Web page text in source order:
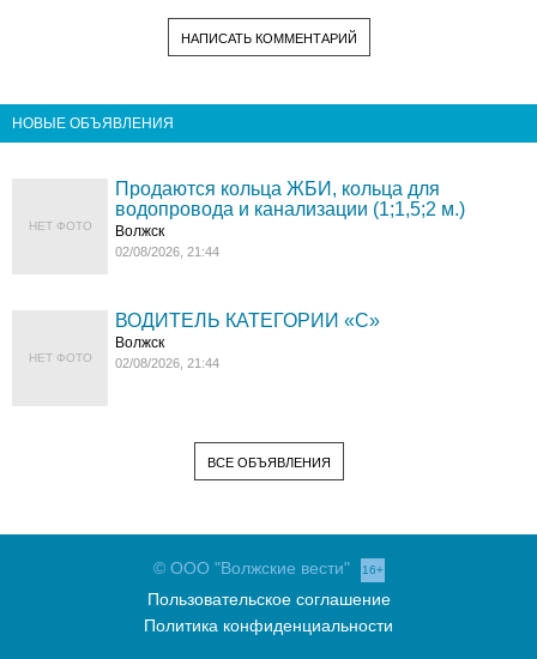
НАПИСАТЬ КОММЕНТАРИЙ
НОВЫЕ ОБЪЯВЛЕНИЯ
НЕТ ФОТО
Продаются кольца ЖБИ, кольца для
водопровода и канализации (1;1,5;2 м.)
Волжск
02/08/2026, 21:44
НЕТ ФОТО
ВОДИТЕЛЬ КАТЕГОРИИ «C»
Волжск
02/08/2026, 21:44
ВСЕ ОБЪЯВЛЕНИЯ
© ООО "Волжские вести" 16+
Пользовательское соглашение
Политика конфиденциальности